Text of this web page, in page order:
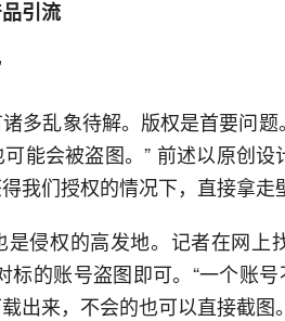
引流
多乱象待解。版权是首要问
能会被盗图。” 前述以原创
我们授权的情况下，直接拿走
侵权的高发地。记者在网上
标的账号盗图即可。“一个账
出来，不会的也可以直接截图